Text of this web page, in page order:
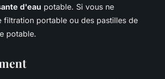
d'eau potable. Si vous ne
filtration portable ou des pastilles de
potable.